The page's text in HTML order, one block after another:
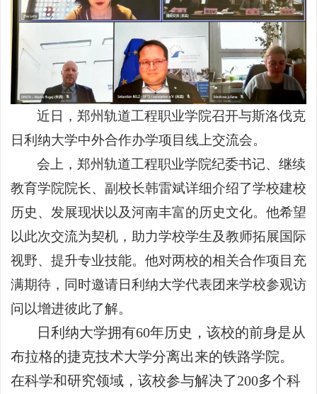
近日，郑州轨道工程职业学院召开与斯洛伐克
日利纳大学中外合作办学项目线上交流会。
会上，郑州轨道工程职业学院纪委书记、继续
教育学院院长、副校长韩雷斌详细介绍了学校建校
历史、发展现状以及河南丰富的历史文化。他希望
以此次交流为契机，助力学校学生及教师拓展国际
视野、提升专业技能。他对两校的相关合作项目充
满期待，同时邀请日利纳大学代表团来学校参观访
问以增进彼此了解。
日利纳大学拥有60年历史，该校的前身是从
布拉格的捷克技术大学分离出来的铁路学院。
在科学和研究领域，该校参与解决了200多个科